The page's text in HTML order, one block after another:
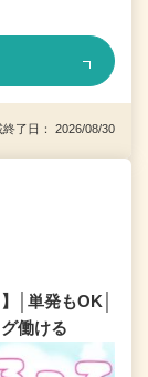
了日： 2026/08/30
│単発もOK│
働ける